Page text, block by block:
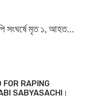
সংঘর্ষে মৃত ১, আহত…
FOR RAPING
SABYASACHI।